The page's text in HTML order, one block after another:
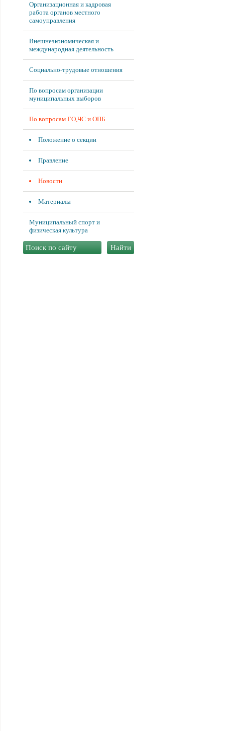
Организационная и кадровая
работа органов местного
самоуправления
Внешнеэкономическая и
международная деятельность
Социально-трудовые отношения
По вопросам организации
муниципальных выборов
По вопросам ГО,ЧС и ОПБ
Положение о секции
Правление
Новости
Материалы
Муниципальный спорт и
физическая культура